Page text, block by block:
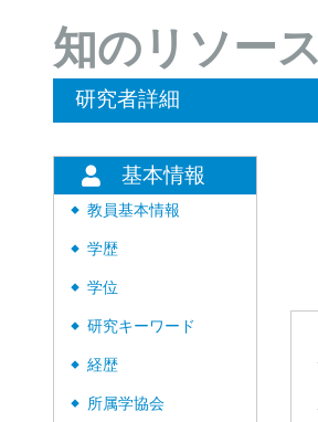
知のリソー
研究者詳細
基本情報
◆ 教員基本情報
◆ 学歴
◆ 学位
◆ 研究キーワード
◆ 経歴
◆ 所属学協会